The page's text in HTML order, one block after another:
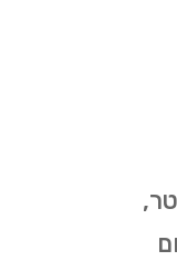
גם מספר סוגי הפיגומים המוצעים להשכרה. בין הסוגים: פיגום 6 מטר,